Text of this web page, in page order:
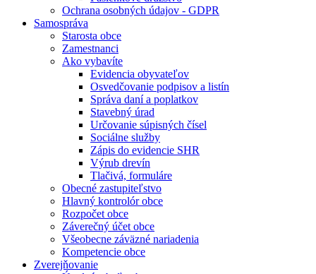
Ochrana osobných údajov - GDPR
Samospráva
Starosta obce
Zamestnanci
Ako vybavíte
Evidencia obyvateľov
Osvedčovanie podpisov a listín
Správa daní a poplatkov
Stavebný úrad
Určovanie súpisných čísel
Sociálne služby
Zápis do evidencie SHR
Výrub drevín
Tlačivá, formuláre
Obecné zastupiteľstvo
Hlavný kontrolór obce
Rozpočet obce
Záverečný účet obce
Všeobecne záväzné nariadenia
Kompetencie obce
Zverejňovanie